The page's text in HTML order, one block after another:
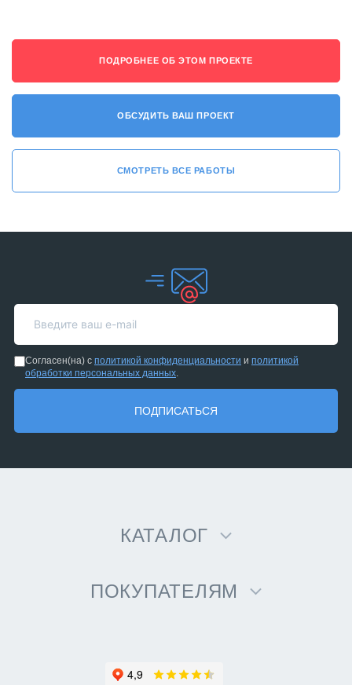
ПОДРОБНЕЕ ОБ ЭТОМ ПРОЕКТЕ
ОБСУДИТЬ ВАШ ПРОЕКТ
СМОТРЕТЬ ВСЕ РАБОТЫ
Согласен(на) с политикой конфиденциальности и политикой
обработки персональных данных
ПОДПИСАТЬСЯ
КАТАЛОГ
ПОКУПАТЕЛЯМ